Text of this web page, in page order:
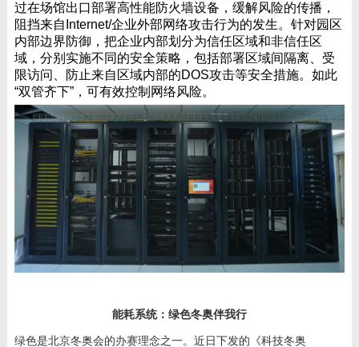
过在场馆出口部署高性能防火墙设备，缓解风险的传播，
阻挡来自 Internet/企业外部网络攻击行为的发生。针对园区
内部边界防御，把企业内部划分为信任区域和非信任区
域，分别实施不同的安全策略，包括部署区域间隔离、受
限访问、防止来自区域内部的DOS攻击等安全措施。如此
“双管齐下”，可有效控制网络风险。
能耗系统：绿色冬奥伴我行
绿色是北京冬奥会的办赛理念之一。近日下发的《科技冬奥